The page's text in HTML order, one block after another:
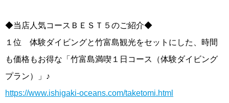
◆当店人気コースＢＥＳＴ５のご紹介◆
１位 体験ダイビングと竹富島観光をセットにした、時間
も価格もお得な「竹富島満喫１日コース（体験ダイビング
プラン）」♪
https://www.ishigaki-oceans.com/taketomi.html